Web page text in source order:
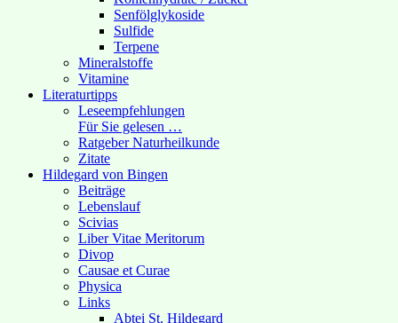
Senfölglykoside
Sulfide
Terpene
Mineralstoffe
Vitamine
Literaturtipps
Leseempfehlungen
Für Sie gelesen …
Ratgeber Naturheilkunde
Zitate
Hildegard von Bingen
Beiträge
Lebenslauf
Scivias
Liber Vitae Meritorum
Divop
Causae et Curae
Physica
Links
Abtei St. Hildegard